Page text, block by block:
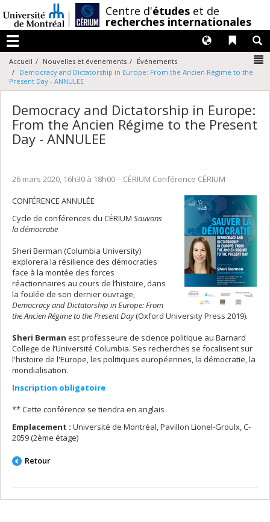
au
contenu
Centre d'études et de
recherches internationales
Menu
Liens
Langues
Accueil Nouvelles et évenements
Événements
Democracy and Dictatorship in Europe: From the Ancien Régime to the
Present Day - ANNULEE
Democracy and Dictatorship in Europe:
From the Ancien Régime to the Present
Day - ANNULEE
26 mars 2020, 16h30 à 18h00– CÉRIUM Conférence CÉRIUM
CONFÉRENCE ANNULÉE
Cycle de conférences du CÉRIUM Sauvons
la démocratie
Sheri Berman (Columbia University)
explorera la résilience des démocraties
face à la montée des forces
réactionnaires au cours de l’histoire, dans
la foulée de son dernier ouvrage,
Democracy and Dictatorship in Europe: From
the Ancien Régime to the Present Day(Oxford University Press 2019).
Sheri Berman est professeure de science politique au Barnard
College de l’Université Columbia. Ses recherches se focalisent sur
l'histoire de l'Europe, les politiques européennes, la démocratie, la
mondialisation.
Inscription obligatoire
** Cette conférence se tiendra en anglais
Emplacement : Université de Montréal, Pavillon Lionel-Groulx, C-
2059 (2ème étage)
Retour